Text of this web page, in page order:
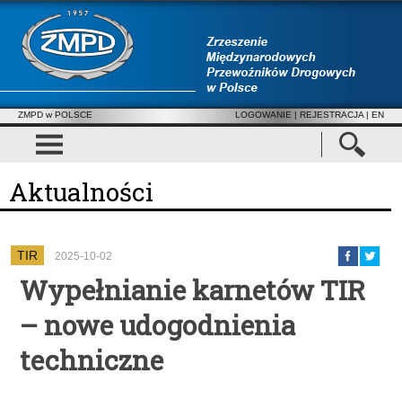
ZMPD w POLSCE LOGOWANIE | REJESTRACJA | EN
Aktualności
TIR 2025-10-02
Wypełnianie karnetów TIR
– nowe udogodnienia
techniczne